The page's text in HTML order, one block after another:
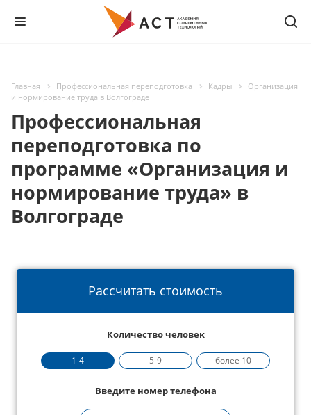
Главная Профессиональная переподготовка Кадры
Организация
и нормирование труда в Волгограде
Профессиональная
переподготовка по
программе «Организация и
нормирование труда» в
Волгограде
Рассчитать стоимость
Количество человек
1-4 5-9 более 10
Введите номер телефона